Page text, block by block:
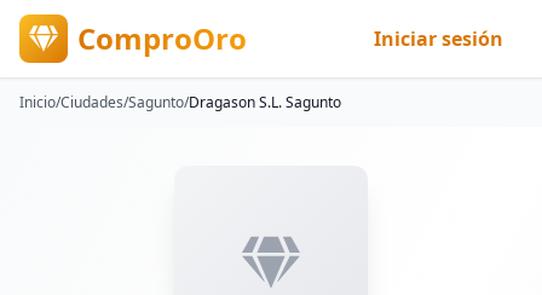
ComproOro Iniciar sesión
Inicio/Ciudades/Sagunto/Dragason S.L. Sagunto